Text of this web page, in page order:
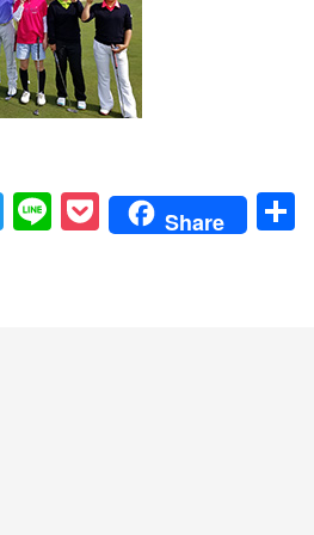
Twitter
LinePocket
Share